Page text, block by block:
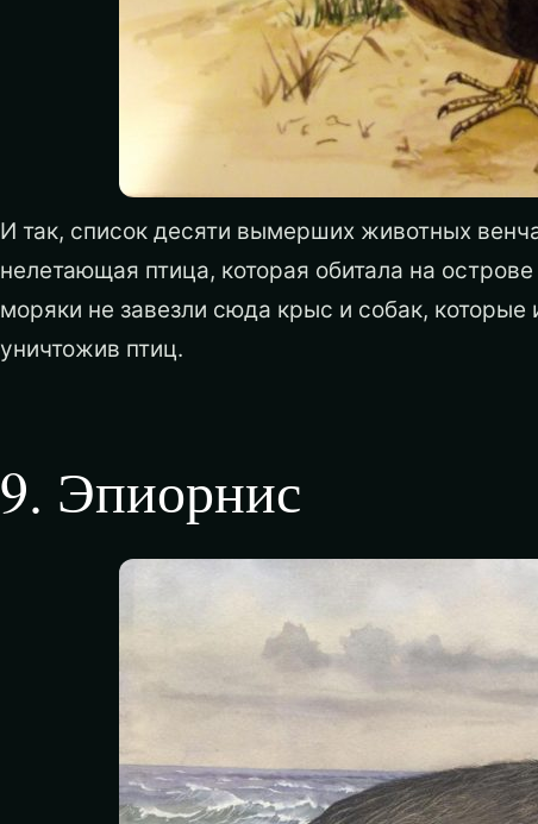
И так, список десяти вымерших животных
нелетающая птица, которая обитала на
моряки не завезли сюда крыс и собак,
уничтожив птиц.
9. Эпиорнис